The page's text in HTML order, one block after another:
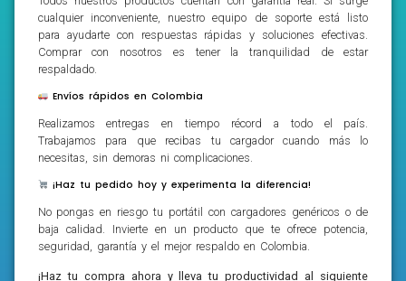
cualquier inconveniente, nuestro equipo de soporte está listo
para ayudarte con respuestas rápidas y soluciones efectivas.
Comprar con nosotros es tener la tranquilidad de estar
respaldado.
Envíos rápidos en Colombia
Realizamos entregas en tiempo récord a todo el país.
Trabajamos para que recibas tu cargador cuando más lo
necesitas, sin demoras ni complicaciones.
¡Haz tu pedido hoy y experimenta la diferencia!
No pongas en riesgo tu portátil con cargadores genéricos o de
baja calidad. Invierte en un producto que te ofrece potencia,
seguridad, garantía y el mejor respaldo en Colombia.
¡Haz tu compra ahora y lleva tu productividad al siguiente